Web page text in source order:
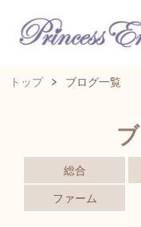
トップ ブログ一覧
総合
ファーム